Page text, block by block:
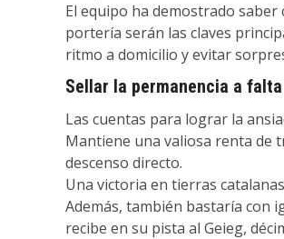
El equipo ha demostrado
portería serán las claves
ritmo a domicilio y evitar
Sellar la permanencia a
Las cuentas para lograr la
Mantiene una valiosa renta de
descenso directo.
Una victoria en tierras
Además, también bastaría con
recibe en su pista al Geieg,